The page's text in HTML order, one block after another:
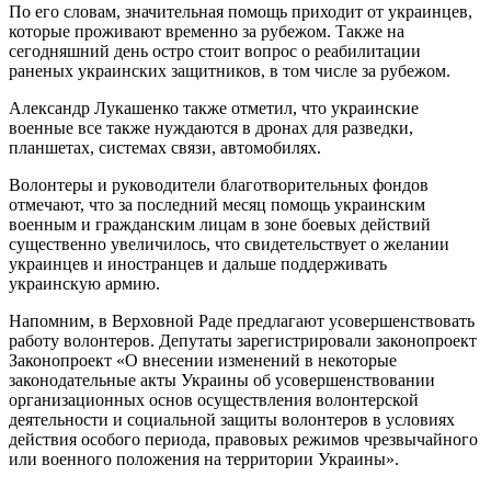
По его словам, значительная помощь приходит от украинцев,
которые проживают временно за рубежом. Также на
сегодняшний день остро стоит вопрос о реабилитации
раненых украинских защитников, в том числе за рубежом.
Александр Лукашенко также отметил, что украинские
военные все также нуждаются в дронах для разведки,
планшетах, системах связи, автомобилях.
Волонтеры и руководители благотворительных фондов
отмечают, что за последний месяц помощь украинским
военным и гражданским лицам в зоне боевых действий
существенно увеличилось, что свидетельствует о желании
украинцев и иностранцев и дальше поддерживать
украинскую армию.
Напомним, в Верховной Раде предлагают усовершенствовать
работу волонтеров. Депутаты зарегистрировали законопроект
Законопроект «О внесении изменений в некоторые
законодательные акты Украины об усовершенствовании
организационных основ осуществления волонтерской
деятельности и социальной защиты волонтеров в условиях
действия особого периода, правовых режимов чрезвычайного
или военного положения на территории Украины».